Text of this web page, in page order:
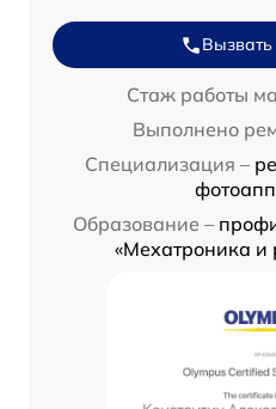
Вызвать
Стаж работы
Выполнено
Специализация –
Образование –
«Мехатроника и